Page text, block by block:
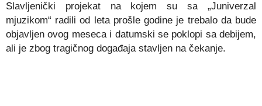
Slavljenički projekat na kojem su sa „Juniverzal
mjuzikom“ radili od leta prošle godine je trebalo da bude
objavljen ovog meseca i datumski se poklopi sa debijem,
ali je zbog tragičnog događaja stavljen na čekanje.